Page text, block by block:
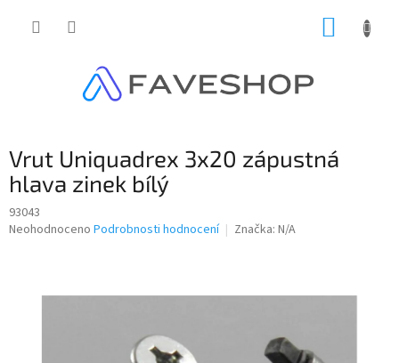
Vrut Uniquadrex 3x20 zápustná
hlava zinek bílý
93043
Průměrné
Neohodnoceno Podrobnosti hodnocení Značka: N/A